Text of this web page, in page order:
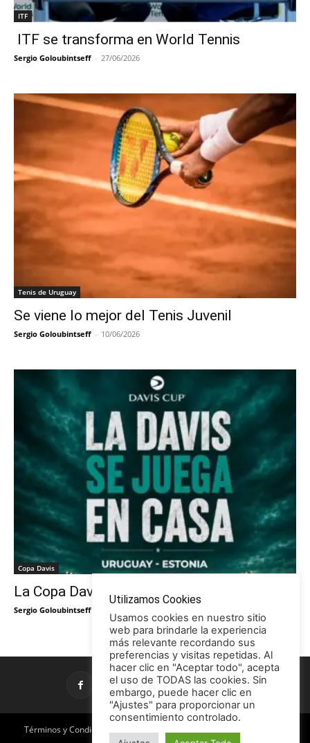
ITF
ITF se transforma en World Tennis
Sergio Goloubintseff - 27/06/2026
Tenis de Uruguay
Se viene lo mejor del Tenis Juvenil
Sergio Goloubintseff - 10/06/2026
Copa Davis
La Copa Davis vuelve al Círculo
Sergio Goloubintseff
Términos y Condiciones
Utilizamos Cookies
Usamos cookies en nuestro sitio
web para brindarle la experiencia
más relevante recordando sus
preferencias y visitas repetidas. Al
hacer clic en "Aceptar todo", acepta
el uso de TODAS las cookies. Sin
embargo, puede hacer clic en
"Ajustes" para proporcionar un
consentimiento controlado.